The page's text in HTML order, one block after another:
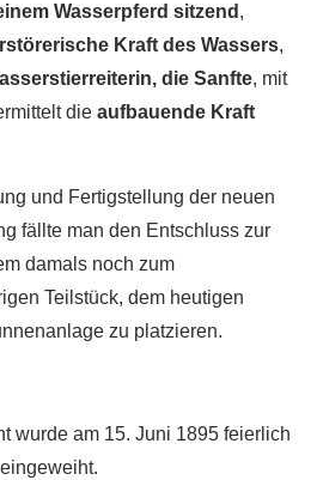
Wasserpferd sitzend ,
Kraft des Wassers,
die Sanfte, mit
die aufbauende Kraft
und Fertigstellung der neuen
fällte man den Entschluss zur
damals noch zum
Teilstück, dem heutigen
zu platzieren.
wurde am 15. Juni 1895 feierlich
eingeweiht.